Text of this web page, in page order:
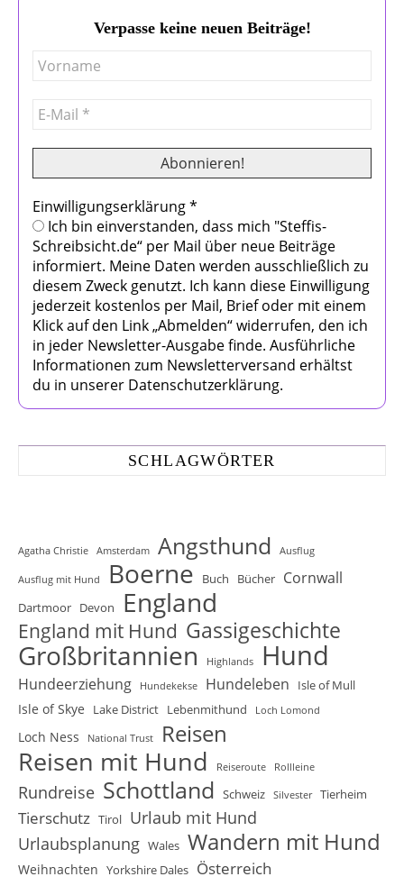
Verpasse keine neuen Beiträge!
Einwilligungserklärung*
Ich bin einverstanden, dass mich "Steffis-
Schreibsicht.de“ per Mail über neue Beiträge
informiert. Meine Daten werden ausschließlich zu
diesem Zweck genutzt. Ich kann diese Einwilligung
jederzeit kostenlos per Mail, Brief oder mit einem
Klick auf den Link „Abmelden“ widerrufen, den ich
in jeder Newsletter-Ausgabe finde. Ausführliche
Informationen zum Newsletterversand erhältst
du in unserer Datenschutzerklärung.
SCHLAGWÖRTER
Agatha Christie Amsterdam Angsthund Ausflug
Ausflug mit Hund Boerne Buch Bücher Cornwall
Dartmoor Devon England
England mit Hund Gassigeschichte
Großbritannien Highlands Hund
Hundeerziehung Hundekekse Hundeleben Isle of Mull
Isle of Skye Lake District Lebenmithund Loch Lomond
Loch Ness National Trust Reisen
Reisen mit Hund Reiseroute Rollleine
Rundreise Schottland Schweiz Silvester Tierheim
Tierschutz Tirol Urlaub mit Hund
Urlaubsplanung Wales Wandern mit Hund
Weihnachten Yorkshire Dales Österreich